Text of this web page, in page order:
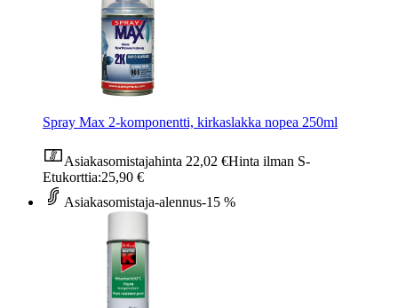
Spray Max 2-komponentti, kirkaslakka nopea 250ml
Asiakasomistajahinta 22,02 €Hinta ilman S-
Etukorttia:25,90 €
Asiakasomistaja-alennus-15 %